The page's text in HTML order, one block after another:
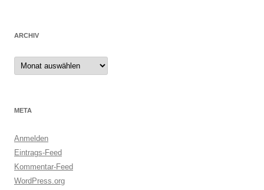
ARCHIV
Archiv
META
Anmelden
Eintrags-Feed
Kommentar-Feed
WordPress.org